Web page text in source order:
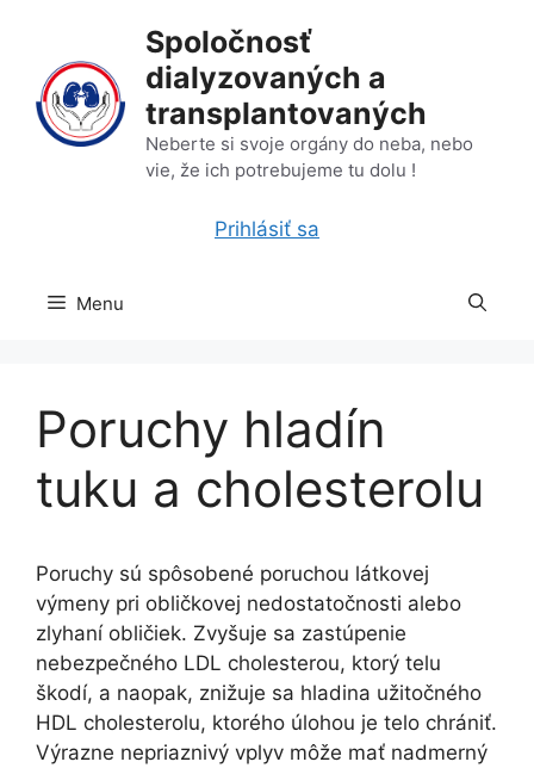
obsah
Spoločnosť
dialyzovaných a
transplantovaných
Neberte si svoje orgány do neba, nebo
vie, že ich potrebujeme tu dolu !
Prihlásiť sa
Menu
Poruchy hladín
tuku a cholesterolu
Poruchy sú spôsobené poruchou látkovej
výmeny pri obličkovej nedostatočnosti alebo
zlyhaní obličiek. Zvyšuje sa zastúpenie
nebezpečného LDL cholesterou, ktorý telu
škodí, a naopak, znižuje sa hladina užitočného
HDL cholesterolu, ktorého úlohou je telo chrániť.
Výrazne nepriaznivý vplyv môže mať nadmerný